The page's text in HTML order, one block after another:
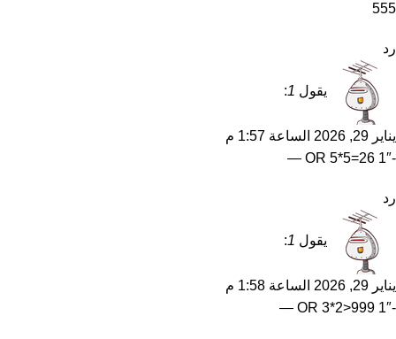
555
رد
يقول 1
:
يناير 29, 2026 الساعة 1:57 م
-1″ OR 5*5=26 —
رد
يقول 1
:
يناير 29, 2026 الساعة 1:58 م
-1″ OR 3*2>999 —